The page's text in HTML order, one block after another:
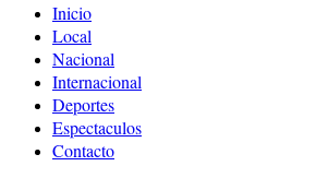
Inicio
Local
Nacional
Internacional
Deportes
Espectaculos
Contacto